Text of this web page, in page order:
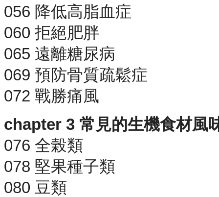
056 降低高脂血症
060 拒絕肥胖
065 遠離糖尿病
069 預防骨質疏鬆症
072 戰勝痛風
chapter 3 常見的生機食材風
076 全榖類
078 堅果種子類
080 豆類